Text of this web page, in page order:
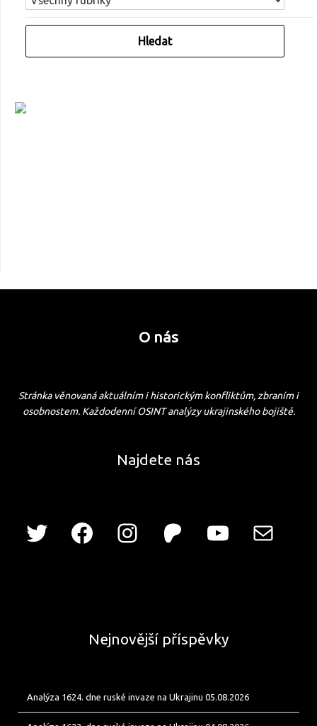
O nás
Stránka věnovaná aktuálním i historickým konfliktům, zbraním i
osobnostem. Každodenní OSINT analýzy ukrajinského bojiště.
Najdete nás
Nejnovější příspěvky
Analýza 1624. dne ruské invaze na Ukrajinu 05.08.2026